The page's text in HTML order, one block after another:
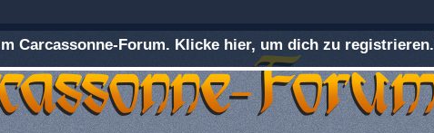
Carcassonne-Forum. Klicke hier, um dich zu registrieren.